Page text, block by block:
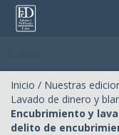
Inicio / Nuestras
Lavado de dinero y
Encubrimiento y
delito de